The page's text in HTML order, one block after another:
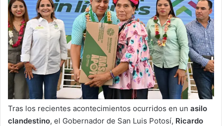
Tras los recientes acontecimientos ocurridos en un asilo
clandestino, el Gobernador de San Luis Potosí, Ricardo